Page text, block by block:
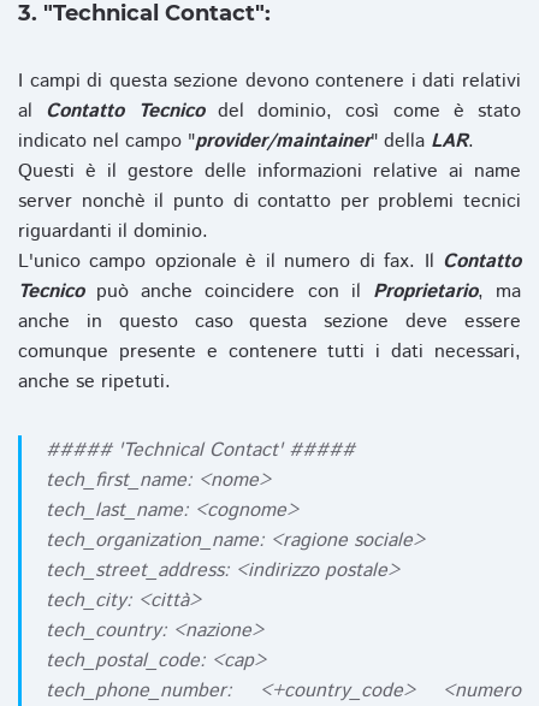
3. "Technical Contact":
I campi di questa sezione devono contenere i dati relativi
al Contatto Tecnicodel dominio, così come è stato
indicato nel campo "provider/maintainer" della LAR.
Questi è il gestore delle informazioni relative ai name
server nonchè il punto di contatto per problemi tecnici
riguardanti il dominio.
L'unico campo opzionale è il numero di fax. Il Contatto
Tecnicopuò anche coincidere con il Proprietario, ma
anche in questo caso questa sezione deve essere
comunque presente e contenere tutti i dati necessari,
anche se ripetuti.
##### 'Technical Contact' #####
tech_first_name: <nome>
tech_last_name: <cognome>
tech_organization_name: <ragione sociale>
tech_street_address: <indirizzo postale>
tech_city: <città>
tech_country: <nazione>
tech_postal_code: <cap>
tech_phone_number: <+country_code> <numero